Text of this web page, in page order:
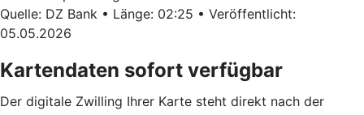
Quelle: DZ Bank • Länge: 02:25 • Veröffentlicht:
05.05.2026
Kartendaten sofort verfügbar
Der digitale Zwilling Ihrer Karte steht direkt nach der